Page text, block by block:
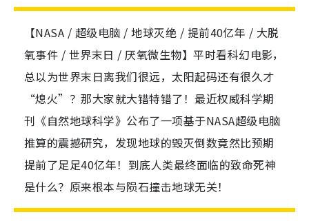
【NASA / 超级电脑 / 地球灭绝 / 提前40亿年 / 大脱
氧事件 / 世界末日 / 厌氧微生物】平时看科幻电影，
总以为世界末日离我们很远，太阳起码还有很久才
“熄火”？那大家就大错特错了！最近权威科学期
刊《自然地球科学》公布了一项基于NASA超级电脑
推算的震撼研究，发现地球的毁灭倒数竟然比预期
提前了足足40亿年！到底人类最终面临的致命死神
是什么？原来根本与陨石撞击地球无关！